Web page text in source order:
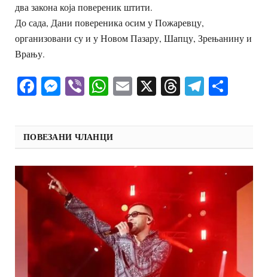
два закона која повереник штити.
До сада, Дани повереника осим у Пожаревцу,
организовани су и у Новом Пазару, Шапцу, Зрењанину и
Врању.
Facebook
Messenger
ViberWhatsApp
Email
X Threads
ПОВЕЗАНИ ЧЛАНЦИ